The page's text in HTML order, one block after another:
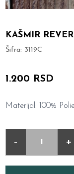
KAŠMIR
Šifra: 3119C
1.200 RSD
Materijal: 100%
- +